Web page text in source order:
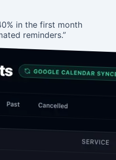
in the first month
reminders.”